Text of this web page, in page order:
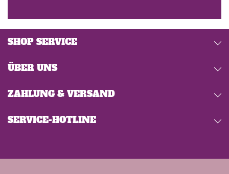
SERVICE-HOTLINE
SHOP SERVICE
ÜBER UNS
ZAHLUNG & VERSAND